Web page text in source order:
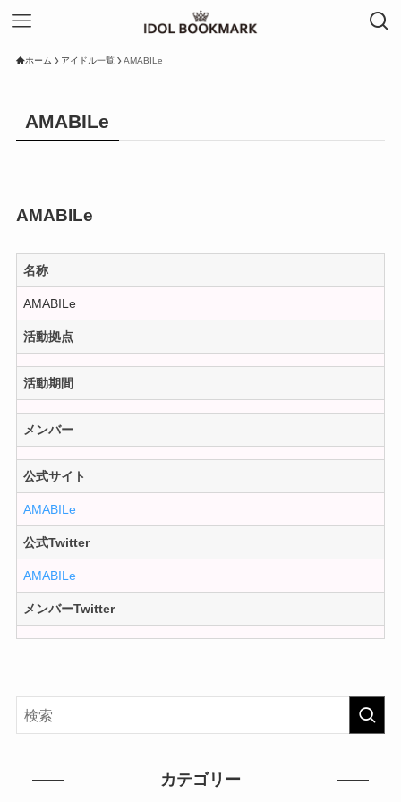
ホーム アイドル一覧 AMABILe
AMABILe
AMABILe
名称
AMABILe
活動拠点
活動期間
メンバー
公式サイト
AMABILe
公式Twitter
AMABILe
メンバーTwitter
カテゴリー